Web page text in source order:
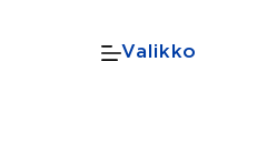
Valikko